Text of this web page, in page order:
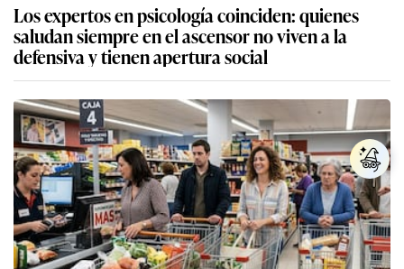
Los expertos en psicología coinciden: quienes
saludan siempre en el ascensor no viven a la
defensiva y tienen apertura social